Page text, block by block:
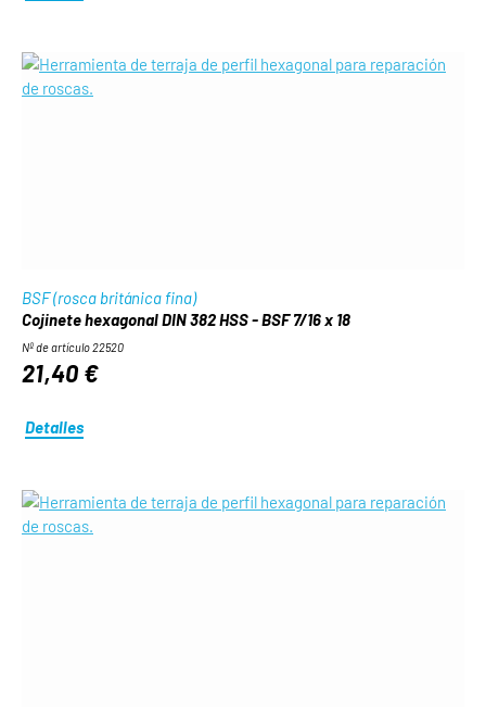
BSF (rosca británica fina)
Cojinete hexagonal DIN 382 HSS - BSF 7/16 x 18
Nº de artículo 22520
21,40 €
Detalles